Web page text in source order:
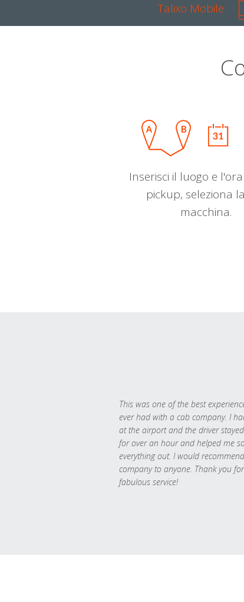
Talixo Mobile
Inserisci il luogo e
pickup, seleziona
macchina.
This was one of the best
ever had with a cab company. I
at the airport and the driver
for over an hour and helped me
everything out. I would
company to anyone. Thank you
fabulous service!